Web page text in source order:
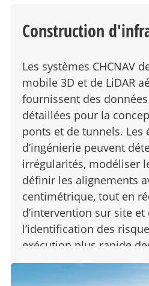
Construction
Les systèmes CHCNAV
mobile 3D et de LiDAR
fournissent des
détaillées pour la
ponts et de tunnels. Les
d’ingénierie peuvent
irrégularités, modéliser
définir les alignements
centimétrique, tout en
d’intervention sur site
l’identification des
exécution plus rapide
opérations de
basées sur des